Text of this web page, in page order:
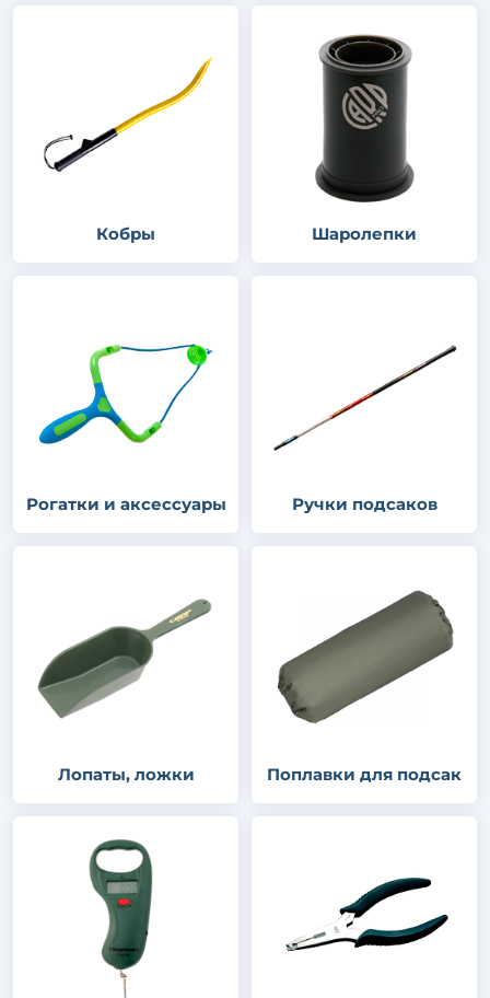
Кобры Шаролепки
Рогатки и аксессуары Ручки подсаков
Лопаты, ложки Поплавки для подсак